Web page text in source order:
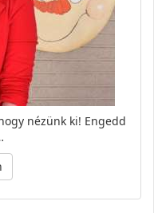
nézünk ki! Engedd